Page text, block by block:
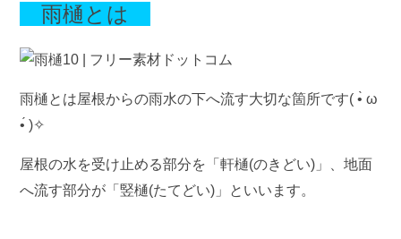
雨樋とは
雨樋とは屋根からの雨水の下へ流す大切な箇所です( •̀ ω
•́ )✧
屋根の水を受け止める部分を「軒樋(のきどい)」、地面
へ流す部分が「竪樋(たてどい)」といいます。